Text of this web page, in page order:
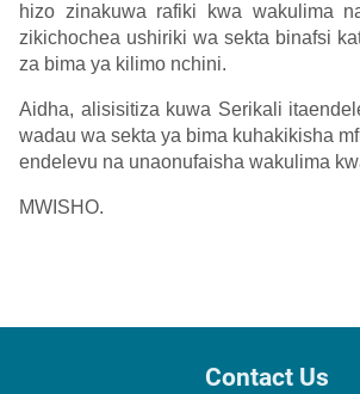
hizo zinakuwa rafiki kwa wakulima
zikichochea ushiriki wa sekta binafsi
za bima ya kilimo nchini.
Aidha, alisisitiza kuwa Serikali
wadau wa sekta ya bima kuhakikisha
endelevu na unaonufaisha wakulima
MWISHO.
Contact Us